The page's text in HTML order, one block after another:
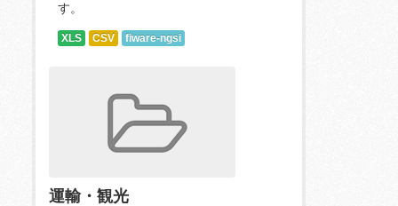
す。
XLS CSV fiware-ngsi
運輸・観光